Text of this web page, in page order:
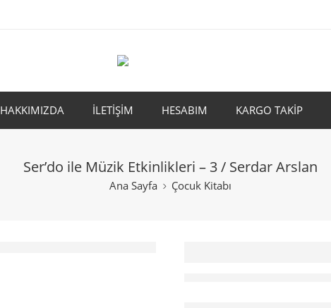
HAKKIMIZDA İLETİŞİM HESABIM KARGO TAKİP
Ser’do ile Müzik Etkinlikleri – 3 / Serdar Arslan
Ana Sayfa Çocuk Kitabı